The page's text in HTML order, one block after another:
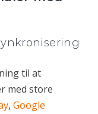
til at
med store
, Google